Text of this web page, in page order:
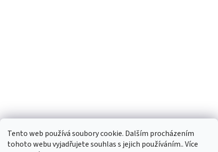
Tento web používá soubory cookie. Dalším procházením
tohoto webu vyjadřujete souhlas s jejich používáním.. Více